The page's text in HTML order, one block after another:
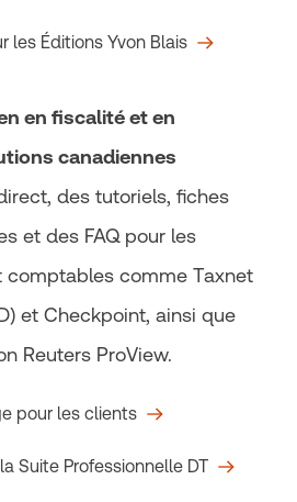
les Éditions Yvon Blais
en fiscalité et en
canadiennes
des tutoriels, fiches
et des FAQ pour les
comptables comme Taxnet
et Checkpoint, ainsi que
Reuters ProView.
pour les clients
Suite Professionnelle DT